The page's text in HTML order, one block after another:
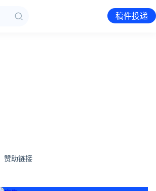
稿件投递
赞助链接